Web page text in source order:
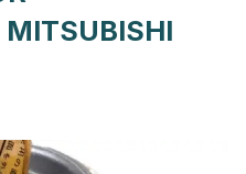
MITSUBISHI